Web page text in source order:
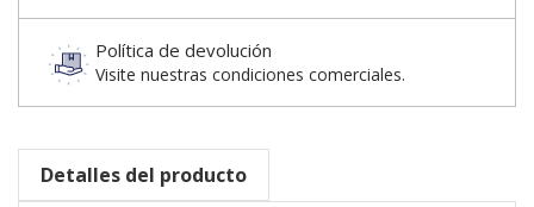
Política de devolución
Visite nuestras condiciones comerciales.
Detalles del producto